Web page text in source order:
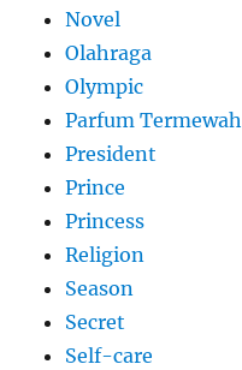
Novel
Olahraga
Olympic
Parfum Termewah
President
Prince
Princess
Religion
Season
Secret
Self-care